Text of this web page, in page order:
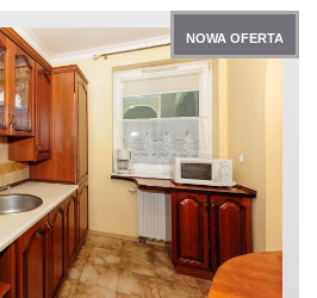
NOWA OFERTA